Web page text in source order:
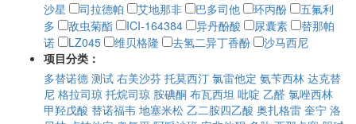
沙星
司拉德帕 艾地那非 巴多司他 环丙酚
五氟利
多
敌虫菊酯 ICI-164384 异丹酚酸 尿囊素
替那帕
诺
LZ045 维贝格隆 去氢二异丁香酚
沙马西尼
项目分类：
多替诺德 测试 右美沙芬 托莫西汀 氯雷他定 氨苄西林 达克替
尼 格拉司琼 托烷司琼 胺碘酮 布瓦西坦 吡啶 乙醛 氯唑西林
甲羟戊酸 替诺福韦 地塞米松 乙二胺四乙酸 奥扎格雷 奎宁 洛